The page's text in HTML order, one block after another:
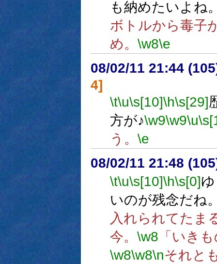
も納めたいよね
ボトルから毒子
め。 \w8\e
08/02/11 21:44
4]
\t\u\s[10]\h\s[29]
方が♪\w9\w9\u
う。 \e
08/02/11 21:48
\t\u\s[10]\h\s[0]
いのが残念だね
入れられてたま
今。 \w8 「いき
\w8\w8\nそれと